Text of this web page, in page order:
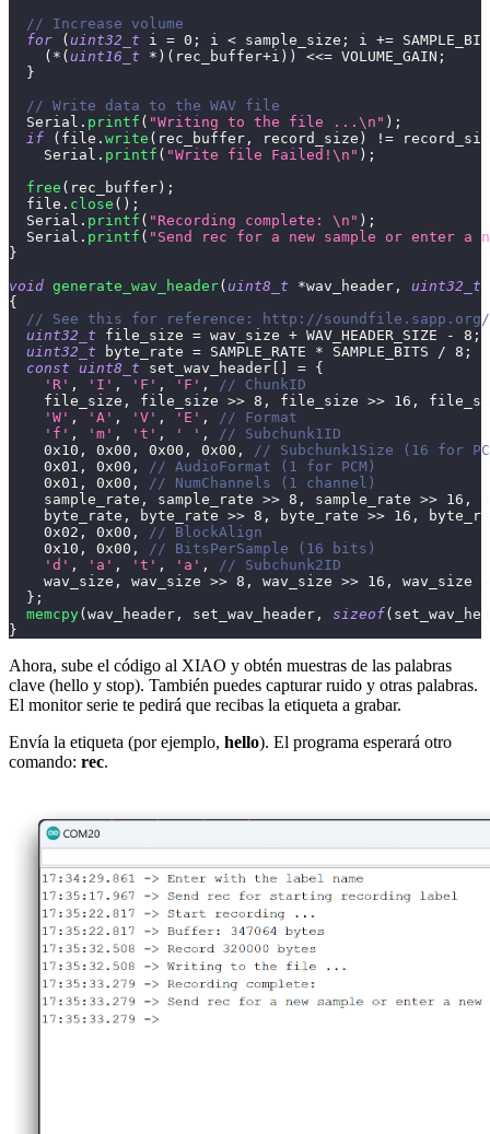
// Increase volume
for
(uint32_t i = 0 ; i < sample_size ; i +=
( * (uint16_t * ) ( rec_buffer+i ) ) <<= VOLUME_GAIN ;
}
// Write data to the WAV file
  Serial
. printf ( "Writing to the file ...\n" ) ;
if
( file . write ( rec_buffer , record_size ) !=
    Serial
. printf ( "Write file Failed!\n" ) ;
free ( rec_buffer) ;
  file
. close ( ) ;
  Serial
. printf ( "Recording complete: \n" ) ;
  Serial
. printf ( "Send rec for a new sample or enter a
}
void generate_wav_header(uint8_t *wav_header , uint32_t
{
// See this for reference: http://soundfile.sapp.org/
uint32_t file_size = wav_size + WAV_HEADER_SIZE - 8 ;
uint32_t byte_rate = SAMPLE_RATE * SAMPLE_BITS / 8 ;
const uint8_t set_wav_header [ ] = {
'R' , 'I' , 'F' , 'F' ,
// ChunkID
    file_size
, file_size >> 8 , file_size >> 16 ,
'W' , 'A' , 'V' , 'E' ,
// Format
'f' , 'm' , 't' , ' ' ,
// Subchunk1ID
0x10 , 0x00 , 0x00 , 0x00 ,
// Subchunk1Size (16 for
0x01 , 0x00 ,
// AudioFormat (1 for PCM)
0x01 , 0x00 ,
// NumChannels (1 channel)
    sample_rate
, sample_rate >> 8 , sample_rate >> 16 ,
    byte_rate
, byte_rate >> 8 , byte_rate >> 16 ,
0x02 , 0x00 ,
// BlockAlign
0x10 , 0x00 ,
// BitsPerSample (16 bits)
'd' , 'a' , 't' , 'a' ,
// Subchunk2ID
    wav_size
, wav_size >> 8 , wav_size >> 16 , wav_size
} ;
memcpy(wav_header , set_wav_header , sizeof(
}
Ahora, sube el código al XIAO y obtén muestras de las palabras
clave (hello y stop). También puedes capturar ruido y otras palabras.
El monitor serie te pedirá que recibas la etiqueta a grabar.
Envía la etiqueta (por ejemplo, hello). El programa esperará otro
comando: rec.